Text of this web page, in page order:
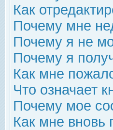
Как
Почему мне
Почему я не
Почему я
Как мне
Что означает
Почему мое
Как мне вновь